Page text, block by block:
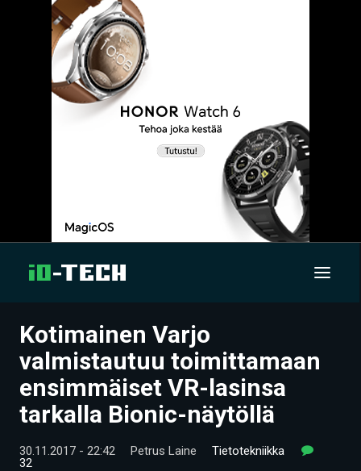
UUTISET
ARTIKKELIT
VIDEOT
TECHBBS
Kotimainen Varjo
valmistautuu toimittamaan
ensimmäiset VR-lasinsa
tarkalla Bionic-näytöllä
30.11.2017 - 22:42 Petrus Laine
Tietotekniikka
32